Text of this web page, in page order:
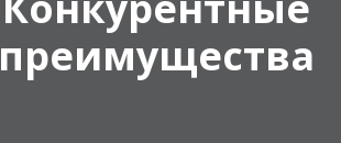
преимущества